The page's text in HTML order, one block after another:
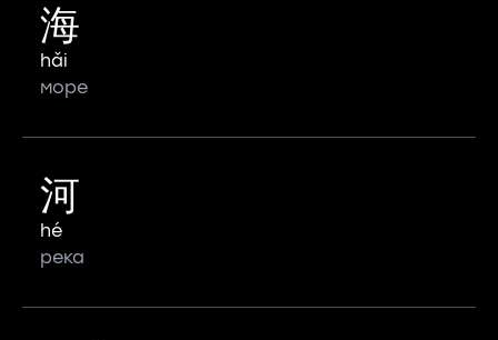
海
hǎi
море
河
hé
река